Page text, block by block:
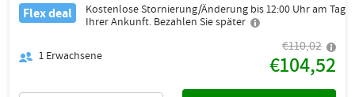
Flex deal
Kostenlose Stornierung/Änderung bis 12:00 Uhr am Tag
Ihrer Ankunft. Bezahlen Sie später
1 Erwachsene
€110,02
€104,52